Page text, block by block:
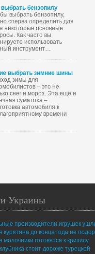
выбрать бензопилу
выбрать бензопилу,
сперва определить для
некоторые основные
Как часто вы
использовать
инструмент…
выбрать зимние шины
зимы для
– это не
снег и мороз. Эта ещё и
суматоха –
автомобиля к
времени
Украины
производители игрушек
курятина до конца года не
молочники готовятся к кризису
стоит дороже турецкой